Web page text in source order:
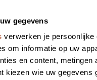
gegevens
verwerken je
om informatie op uw
en content,
kiezen wie uw gegevens